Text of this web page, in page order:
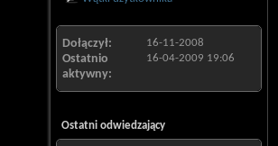
Dołączył 16-11-2008
Ostatnio
aktywny
16-04-2009 19:06
Ostatni odwiedzający